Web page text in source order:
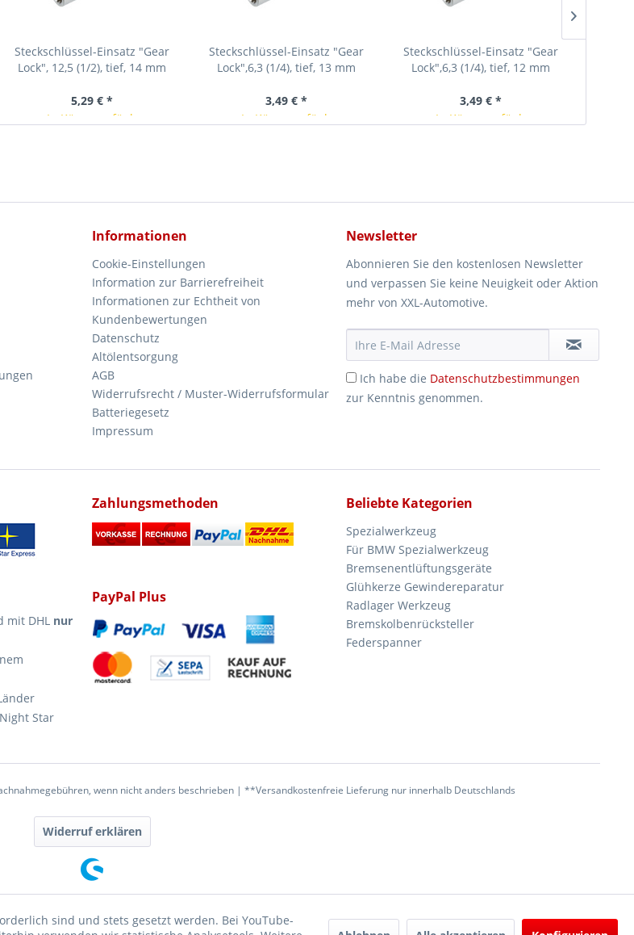
Steckschlüssel-Einsatz "Gear
Lock", 12,5 (1/2), tief, 14 mm
5,29 € *
In Kürze verfügbar
Steckschlüssel-Einsatz "Gear
Lock",6,3 (1/4), tief, 13 mm
3,49 € *
In Kürze verfügbar
Steckschlüssel-Einsatz "Gear
Lock",6,3 (1/4), tief, 12 mm
3,49 € *
In Kürze verfügbar
Informationen
Cookie-Einstellungen
Information zur Barrierefreiheit
Informationen zur Echtheit von
Kundenbewertungen
Datenschutz
Altölentsorgung
AGB
Widerrufsrecht / Muster-Widerrufsformular
Batteriegesetz
Impressum
Newsletter
Abonnieren Sie den kostenlosen Newsletter
und verpassen Sie keine Neuigkeit oder Aktion
mehr von XXL-Automotive.
Ich habe die Datenschutzbestimmungen
zur Kenntnis genommen.
mit DHL nur
Star
Zahlungsmethoden
PayPal Plus
Beliebte Kategorien
Spezialwerkzeug
Für BMW Spezialwerkzeug
Bremsenentlüftungsgeräte
Glühkerze Gewindereparatur
Radlager Werkzeug
Bremskolbenrücksteller
Federspanner
wenn nicht anders beschrieben | **Versandkostenfreie Lieferung nur innerhalb Deutschlands
Widerruf erklären
sind und stets gesetzt werden. Bei YouTube-